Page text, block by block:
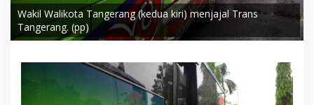
Wakil Walikota Tangerang (kedua kiri) menjajal Trans
Tangerang. (pp)